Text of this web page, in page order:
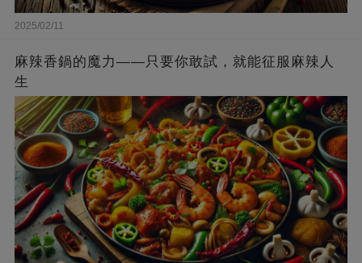
2025/02/11
麻辣香鍋的魔力——只要你敢試，就能征服麻辣人
生